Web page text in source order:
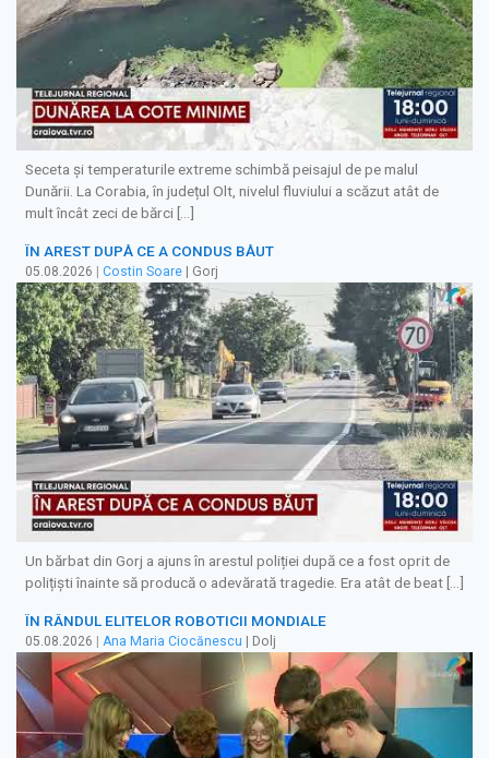
Seceta și temperaturile extreme schimbă peisajul de pe malul
Dunării. La Corabia, în județul Olt, nivelul fluviului a scăzut atât de
mult încât zeci de bărci […]
ÎN AREST DUPĂ CE A CONDUS BĂUT
05.08.2026 | Costin Soare | Gorj
Un bărbat din Gorj a ajuns în arestul poliției după ce a fost oprit de
polițiști înainte să producă o adevărată tragedie. Era atât de beat […]
ÎN RÂNDUL ELITELOR ROBOTICII MONDIALE
05.08.2026 Ana Maria Ciocănescu | Dolj